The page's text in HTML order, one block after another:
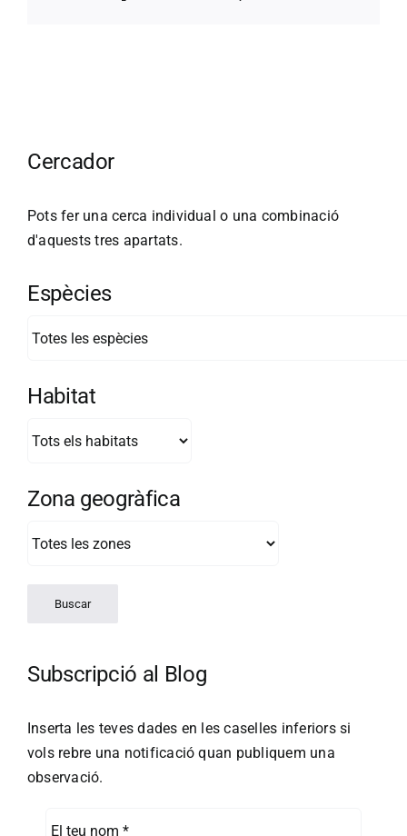
Cercador
Pots fer una cerca individual o una combinació
d'aquests tres apartats.
Espècies
Habitat
Zona geogràfica
Subscripció al Blog
Inserta les teves dades en les caselles inferiors si
vols rebre una notificació quan publiquem una
observació.